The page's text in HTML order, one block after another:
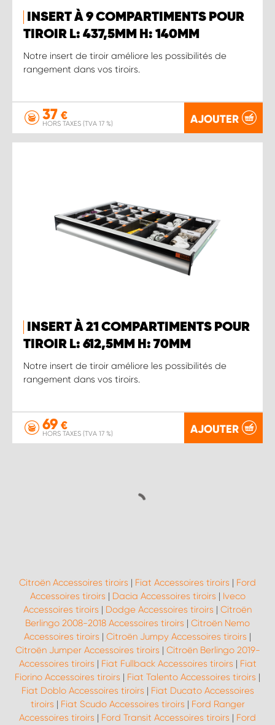
INSERT À 9 COMPARTIMENTS POUR
TIROIR L: 437,5MM H: 140MM
Notre insert de tiroir améliore les possibilités de
rangement dans vos tiroirs.
37 €
HORS TAXES (TVA 17 %) AJOUTER
INSERT À 21 COMPARTIMENTS POUR
TIROIR L: 612,5MM H: 70MM
Notre insert de tiroir améliore les possibilités de
rangement dans vos tiroirs.
69 €
HORS TAXES (TVA 17 %) AJOUTER
Citroën Accessoires tiroirs | Fiat Accessoires tiroirs | Ford
Accessoires tiroirs | Dacia Accessoires tiroirs | Iveco
Accessoires tiroirs | Dodge Accessoires tiroirs | Citroën
Berlingo 2008-2018 Accessoires tiroirs | Citroën Nemo
Accessoires tiroirs | Citroën Jumpy Accessoires tiroirs |
Citroën Jumper Accessoires tiroirs | Citroën Berlingo 2019-
Accessoires tiroirs | Fiat Fullback Accessoires tiroirs | Fiat
Fiorino Accessoires tiroirs | Fiat Talento Accessoires tiroirs |
Fiat Doblo Accessoires tiroirs | Fiat Ducato Accessoires
tiroirs | Fiat Scudo Accessoires tiroirs | Ford Ranger
Accessoires tiroirs | Ford Transit Accessoires tiroirs | Ford